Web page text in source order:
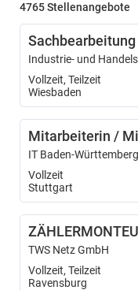
4765 Stellenangebote
Industrie- und
Vollzeit, Teilzeit
Wiesbaden
IT Baden-
Vollzeit
Stuttgart
TWS Netz GmbH
Vollzeit, Teilzeit
Ravensburg